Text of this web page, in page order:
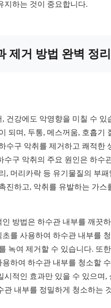
지하는 것이 중요합니다.
제거 방법 완벽 정리
건강에도 악영향을 미칠 수 있
되며, 두통, 메스꺼움, 호흡기
수구 악취를 제거하고 쾌적한
수구 악취의 주요 원인은 하수
, 머리카락 등 유기물질의 부패
진하고, 악취를 유발하는 가스
방법은 하수관 내부를 깨끗
를 사용하여 하수관 내부를
녹여 제거할 수 있습니다. 또
하여 하수관 내부를 청소할
시적인 효과만 있을 수 있으며,
관 내부를 정밀하게 청소하는